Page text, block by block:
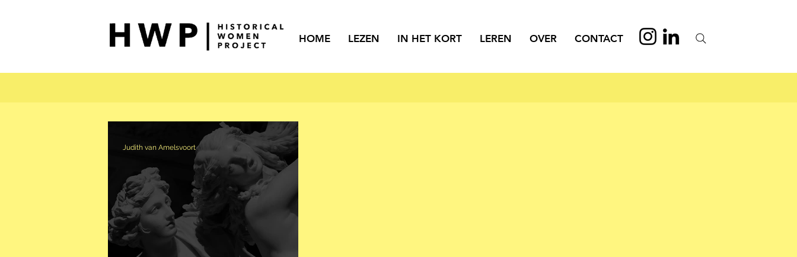
HOME LEZEN IN HET KORT LEREN OVER CONTACT
Judith van Amelsvoort